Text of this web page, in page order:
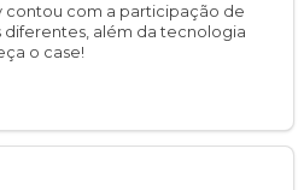
contou com a participação de
diferentes, além da tecnologia
o case!